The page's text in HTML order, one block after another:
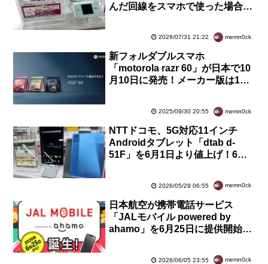
んだ回線をスマホで使った場合に
2026/07/31 21:22 memn0ck
新フォルダブルスマホ
「motorola razr 60」が日本で10
月10日に発売！メーカー版は13
2025/09/30 20:55 memn0ck
NTTドコモ、5G対応11インチ
Androidタブレット「dtab d-
51F」を6月1日より値上げ！6万
2026/05/29 06:55 memn0ck
日本航空が携帯電話サービス
「JALモバイル powered by
ahamo」を6月25日に提供開始！
2026/06/05 23:55 memn0ck